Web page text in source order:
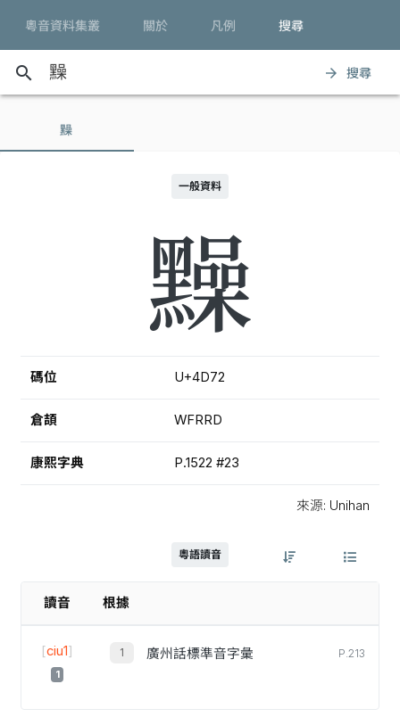
粵音資料集叢 關於 凡例 搜尋
search arrow_forward 搜尋
䵲
一般資料
䵲
碼位 U+4D72
倉頡 WFRRD
康熙字典 P.1522 #23
來源: Unihan
粵語讀音
讀音 根據
[ciu1]
1
廣州話標準音字彙 P.213